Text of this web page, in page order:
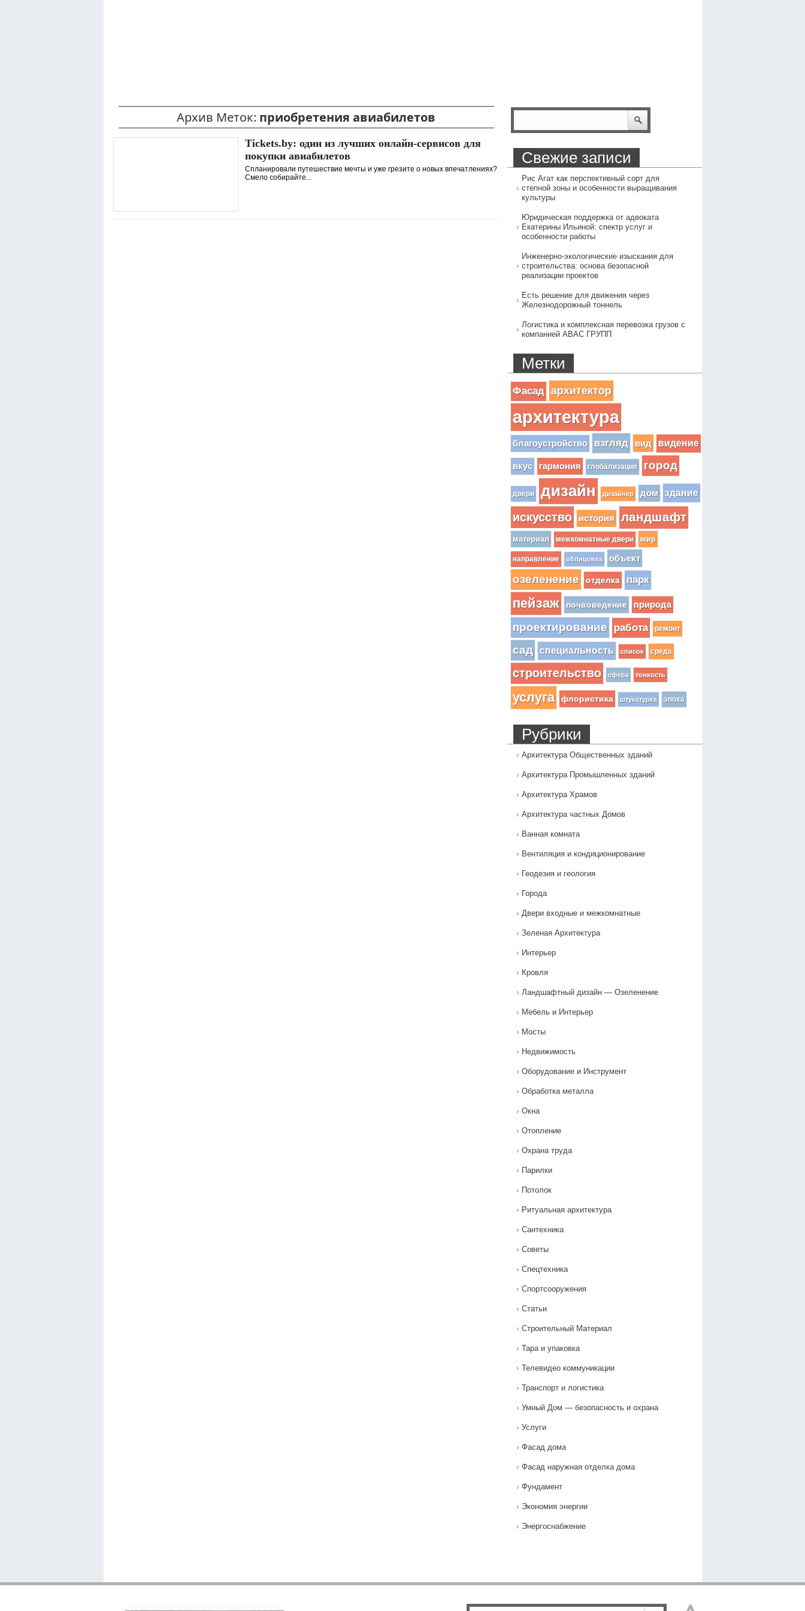
Архив Меток: приобретения авиабилетов
Tickets.by: один из лучших онлайн-сервисов для
покупки авиабилетов
Спланировали путешествие мечты и уже грезите о новых впечатлениях?
Смело собирайте...
Свежие записи
Рис Агат как перспективный сорт для
степной зоны и особенности выращивания
культуры
Юридическая поддержка от адвоката
Екатерины Ильиной: спектр услуг и
особенности работы
Инженерно-экологические изыскания для
строительства: основа безопасной
реализации проектов
Есть решение для движения через
Железнодорожный тоннель
Логистика и комплексная перевозка грузов с
компанией АВАС ГРУПП
Метки
Фасад архитектор
архитектура
благоустройство взгляд вид видение
вкус гармония глобализация город
двери дизайн дизайнер дом здание
искусство история ландшафт
материал межкомнатные двери мир
направление облицовка объект
озеленение отделка парк
пейзаж почвоведение природа
проектирование работа ремонт
сад специальность список среда
строительство сфера тонкость
услуга флористика штукатурка эпоха
Рубрики
Архитектура Общественных зданий
Архитектура Промышленных зданий
Архитектура Храмов
Архитектура частных Домов
Ванная комната
Вентиляция и кондиционирование
Геодезия и геология
Города
Двери входные и межкомнатные
Зеленая Архитектура
Интерьер
Кровля
Ландшафтный дизайн — Озеленение‎
Мебель и Интерьер
Мосты
Недвижимость
Оборудование и Инструмент
Обработка металла
Окна
Отопление
Охрана труда
Парилки
Потолок
Ритуальная архитектура
Сантехника
Советы
Спецтехника
Спортсооружения
Статьи
Строительный Материал
Тара и упаковка
Телевидео коммуникации
Транспорт и логистика
Умный Дом — безопасность и охрана
Услуги
Фасад дома
Фасад наружная отделка дома
Фундамент
Экономия энергии
Энергоснабжение